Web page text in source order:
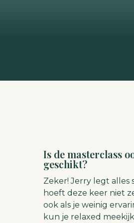
Is de masterclass
geschikt?
Zeker! Jerry legt alles
hoeft deze keer niet
ook als je weinig
kun je relaxed